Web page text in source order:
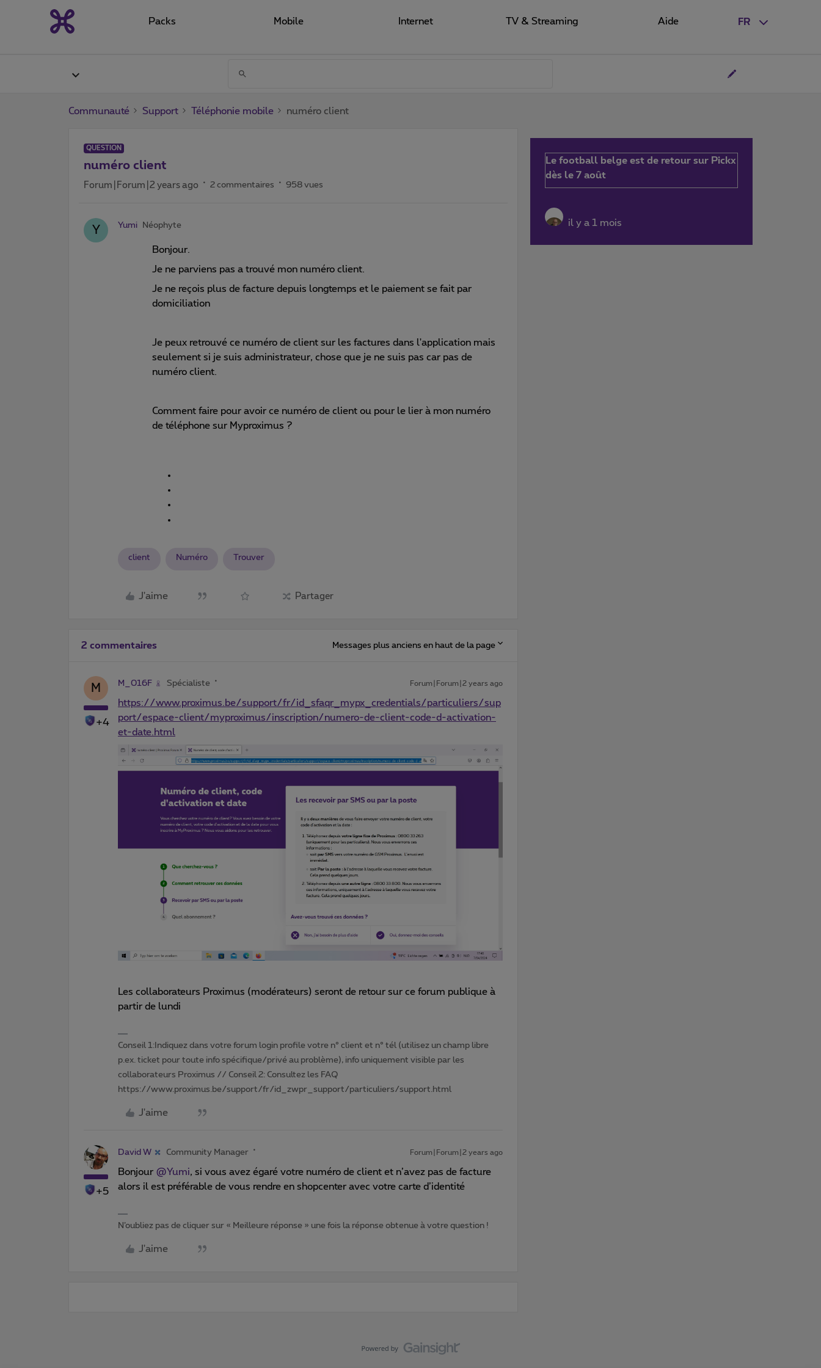
FR
Packs Mobile Internet TV & Streaming Aide
Communauté Support Téléphonie mobile numéro client
QUESTION
numéro client
Forum|Forum|2 years ago 2 commentaires 958 vues
Y Yumi Néophyte
Bonjour.
Je ne parviens pas a trouvé mon numéro client.
Je ne reçois plus de facture depuis longtemps et le paiement se fait par
domiciliation
Je peux retrouvé ce numéro de client sur les factures dans l'application mais
seulement si je suis administrateur, chose que je ne suis pas car pas de
numéro client.
Comment faire pour avoir ce numéro de client ou pour le lier à mon numéro
de téléphone sur Myproximus ?
client Numéro Trouver
J'aime Partager
2 commentaires Messages plus anciens en haut de la page
M
+4
M_016F Spécialiste Forum|Forum|2 years ago
https://www.proximus.be/support/fr/id_sfaqr_mypx_credentials/particuliers/sup
port/espace-client/myproximus/inscription/numero-de-client-code-d-activation-
et-date.html
Les collaborateurs Proximus (modérateurs) seront de retour sur ce forum publique à
partir de lundi
Conseil 1:Indiquez dans votre forum login profile votre n° client et n° tél (utilisez un champ libre
p.ex. ticket pour toute info spécifique/privé au problème), info uniquement visible par les
collaborateurs Proximus // Conseil 2: Consultez les FAQ
https://www.proximus.be/support/fr/id_zwpr_support/particuliers/support.html
J'aime
+5
David W Community Manager Forum|Forum|2 years ago
Bonjour @Yumi, si vous avez égaré votre numéro de client et n’avez pas de facture
alors il est préférable de vous rendre en shopcenter avec votre carte d’identité
N’oubliez pas de cliquer sur « Meilleure réponse » une fois la réponse obtenue à votre question !
J'aime
Le football belge est de retour sur Pickx
dès le 7 août
il y a 1 mois